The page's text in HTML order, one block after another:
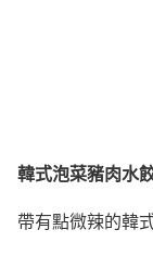
韓式泡菜豬肉水
帶有點微辣的韓